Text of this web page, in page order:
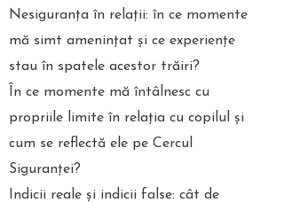
Nesiguranța în relații: în ce momente
mă simt amenințat și ce experiențe
stau în spatele acestor trăiri?
În ce momente mă întâlnesc cu
propriile limite în relația cu copilul și
cum se reflectă ele pe Cercul
Siguranței?
Indicii reale și indicii false: cât de